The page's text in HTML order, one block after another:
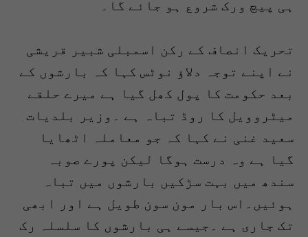
ہی پیچ ورک شروع ہو جائے گا۔
تحریک انصاف کے رکن اسمبلی شبیر قریشی
نے اپنے توجہ دلاﺅ نوٹس کہا کہ بارشوں کے
بعد حکومت کا پول کھل گیا ہے میرے حلقے
میٹروویل کا روڈ تباہ ہے ۔وزیر بلدیات
سعید غنی نے کہا کہ جو معاملہ اٹھایا
گیا ہے وہ درست ہوگا لیکن پورے صوبہ
سندھ میں بہت سڑکیں بارشوں میں تباہ
ہوئیں۔اس بار مون سون طویل ہے اور ابھی
تک جاری ہے ۔جیسے ہی بارشوں کا سلسلہ رک